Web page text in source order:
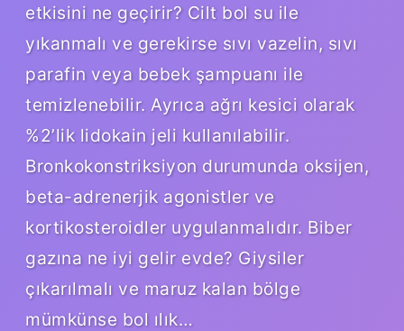
etkisini ne geçirir? Cilt bol su ile
yıkanmalı ve gerekirse sıvı vazelin, sıvı
parafin veya bebek şampuanı ile
temizlenebilir. Ayrıca ağrı kesici olarak
%2’lik lidokain jeli kullanılabilir.
Bronkokonstriksiyon durumunda oksijen,
beta-adrenerjik agonistler ve
kortikosteroidler uygulanmalıdır. Biber
gazına ne iyi gelir evde? Giysiler
çıkarılmalı ve maruz kalan bölge
mümkünse bol ılık…